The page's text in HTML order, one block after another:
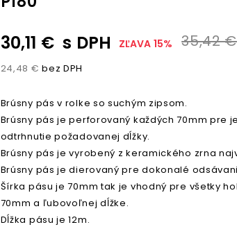
30,11 € s DPH ZĽAVA 15% 35,42 €
24,48 € bez DPH
Brúsny pás v rolke so suchým zipsom.
Brúsny pás je perforovaný každých 70mm pre
odtrhnutie požadovanej dĺžky.
Brúsny pás je vyrobený z keramického zrna
Brúsny pás je dierovaný pre dokonalé
Šírka pásu je 70mm tak je vhodný pre všetky
70mm a ľubovoľnej dĺžke.
Dĺžka pásu je 12m.